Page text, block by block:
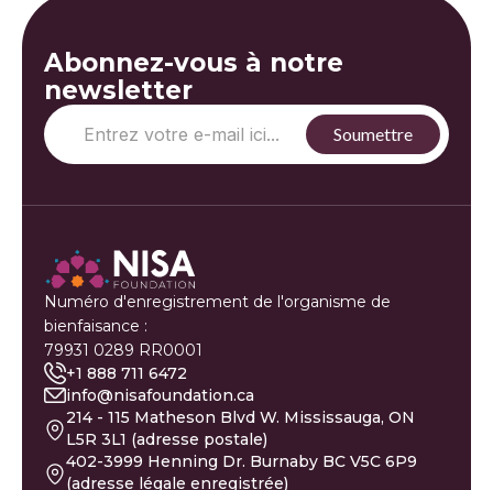
Abonnez-vous à notre
newsletter
Numéro d'enregistrement de l'organisme de
bienfaisance :
79931 0289 RR0001
+1 888 711 6472
info@nisafoundation.ca
214 - 115 Matheson Blvd W. Mississauga, ON
L5R 3L1 (adresse postale)
402-3999 Henning Dr. Burnaby BC V5C 6P9
(adresse légale enregistrée)